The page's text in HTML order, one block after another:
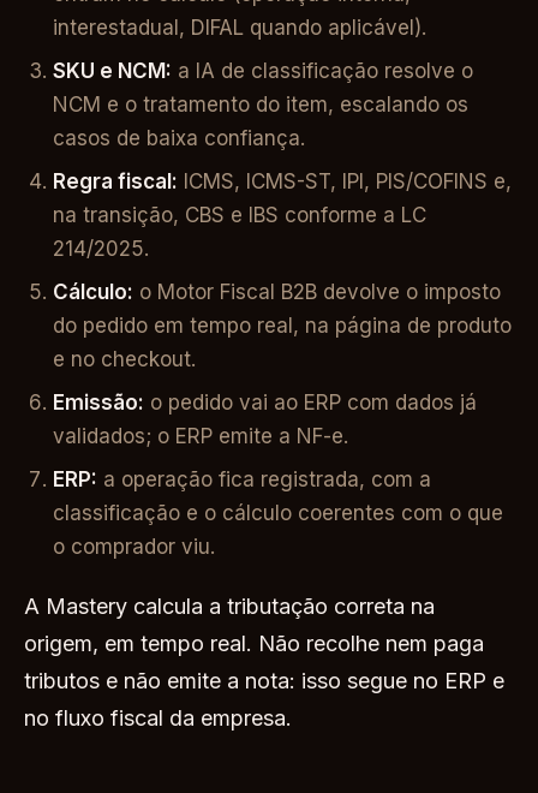
interestadual, DIFAL quando aplicável).
SKU e NCM: a IA de classificação resolve o
NCM e o tratamento do item, escalando os
casos de baixa confiança.
Regra fiscal: ICMS, ICMS-ST, IPI, PIS/COFINS e,
na transição, CBS e IBS conforme a LC
214/2025.
Cálculo: o Motor Fiscal B2B devolve o imposto
do pedido em tempo real, na página de produto
e no checkout.
Emissão: o pedido vai ao ERP com dados já
validados; o ERP emite a NF-e.
ERP: a operação fica registrada, com a
classificação e o cálculo coerentes com o que
o comprador viu.
A Mastery calcula a tributação correta na
origem, em tempo real. Não recolhe nem paga
tributos e não emite a nota: isso segue no ERP e
no fluxo fiscal da empresa.